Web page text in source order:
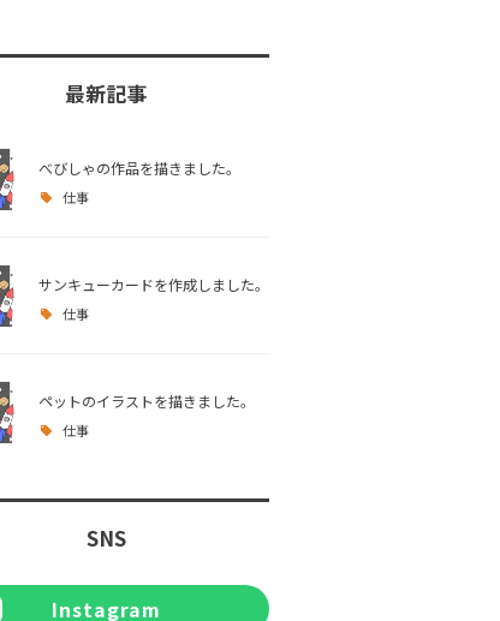
最新記事
べびしゃの作品を描きました。
仕事
サンキューカードを作成しました。
仕事
ペットのイラストを描きました。
仕事
SNS
Instagram